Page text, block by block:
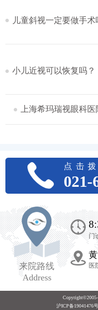
儿童斜视一定要做手术
小儿近视可以恢复吗？
点击
021-
来院路线
Address
门
医
沪ICP备19041476